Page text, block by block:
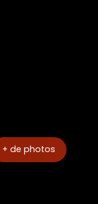
+ de photos